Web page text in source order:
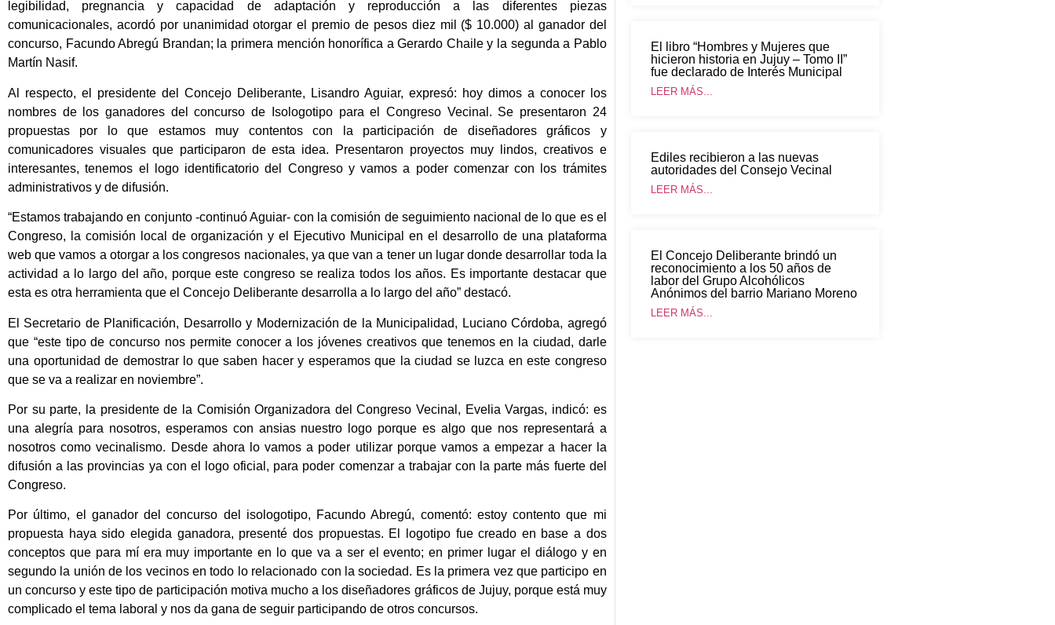
legibilidad, pregnancia y capacidad de adaptación y reproducción a las diferentes piezas
comunicacionales, acordó por unanimidad otorgar el premio de pesos diez mil ($ 10.000) al ganador del
concurso, Facundo Abregú Brandan; la primera mención honorífica a Gerardo Chaile y la segunda a Pablo
Martín Nasif.
Al respecto, el presidente del Concejo Deliberante, Lisandro Aguiar, expresó: hoy dimos a conocer los
nombres de los ganadores del concurso de Isologotipo para el Congreso Vecinal. Se presentaron 24
propuestas por lo que estamos muy contentos con la participación de diseñadores gráficos y
comunicadores visuales que participaron de esta idea. Presentaron proyectos muy lindos, creativos e
interesantes, tenemos el logo identificatorio del Congreso y vamos a poder comenzar con los trámites
administrativos y de difusión.
“Estamos trabajando en conjunto -continuó Aguiar- con la comisión de seguimiento nacional de lo que es el
Congreso, la comisión local de organización y el Ejecutivo Municipal en el desarrollo de una plataforma
web que vamos a otorgar a los congresos nacionales, ya que van a tener un lugar donde desarrollar toda la
actividad a lo largo del año, porque este congreso se realiza todos los años. Es importante destacar que
esta es otra herramienta que el Concejo Deliberante desarrolla a lo largo del año” destacó.
El Secretario de Planificación, Desarrollo y Modernización de la Municipalidad, Luciano Córdoba, agregó
que “este tipo de concurso nos permite conocer a los jóvenes creativos que tenemos en la ciudad, darle
una oportunidad de demostrar lo que saben hacer y esperamos que la ciudad se luzca en este congreso
que se va a realizar en noviembre”.
Por su parte, la presidente de la Comisión Organizadora del Congreso Vecinal, Evelia Vargas, indicó: es
una alegría para nosotros, esperamos con ansias nuestro logo porque es algo que nos representará a
nosotros como vecinalismo. Desde ahora lo vamos a poder utilizar porque vamos a empezar a hacer la
difusión a las provincias ya con el logo oficial, para poder comenzar a trabajar con la parte más fuerte del
Congreso.
Por último, el ganador del concurso del isologotipo, Facundo Abregú, comentó: estoy contento que mi
propuesta haya sido elegida ganadora, presenté dos propuestas. El logotipo fue creado en base a dos
conceptos que para mí era muy importante en lo que va a ser el evento; en primer lugar el diálogo y en
segundo la unión de los vecinos en todo lo relacionado con la sociedad. Es la primera vez que participo en
un concurso y este tipo de participación motiva mucho a los diseñadores gráficos de Jujuy, porque está muy
complicado el tema laboral y nos da gana de seguir participando de otros concursos.
El libro “Hombres y Mujeres que
hicieron historia en Jujuy – Tomo II”
fue declarado de Interés Municipal
LEER MÁS...
Ediles recibieron a las nuevas
autoridades del Consejo Vecinal
LEER MÁS...
El Concejo Deliberante brindó un
reconocimiento a los 50 años de
labor del Grupo Alcohólicos
Anónimos del barrio Mariano Moreno
LEER MÁS...